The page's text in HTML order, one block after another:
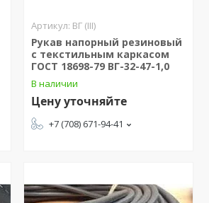
ВГ (III)
Рукав напорный резиновый
с текстильным каркасом
ГОСТ 18698-79 ВГ-32-47-1,0
В наличии
Цену уточняйте
+7 (708) 671-94-41